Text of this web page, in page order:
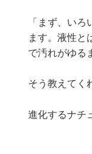
「まず、い
ます。液性と
で汚れがゆる
そう教えてく
進化するナチ